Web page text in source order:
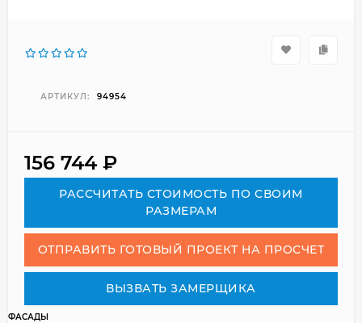
АРТИКУЛ: 94954
156 744 ₽
РАСCЧИТАТЬ СТОИМОСТЬ ПО СВОИМ
РАЗМЕРАМ
ОТПРАВИТЬ ГОТОВЫЙ ПРОЕКТ НА ПРОСЧЕТ
ВЫЗВАТЬ ЗАМЕРЩИКА
ФАСАДЫ